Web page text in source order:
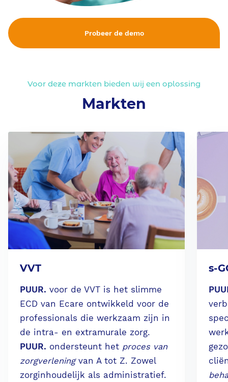
Onze werkwijze
Ondersteunende diensten
Contact
PUUR. aanvragen
Probeer de demo
Voor deze markten bieden wij een oplossing
Markten
VVT
PUUR. voor de VVT is het slimme
ECD van Ecare ontwikkeld voor de
professionals die werkzaam zijn in
de intra- en extramurale zorg.
PUUR. ondersteunt het proces van
zorgverleningvan A tot Z. Zowel
zorginhoudelijk als administratief.
s-